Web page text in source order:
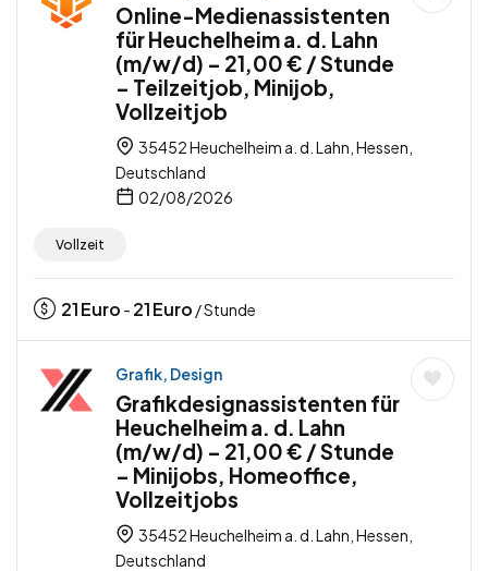
Online-Medienassistenten
für Heuchelheim a. d. Lahn
(m/w/d) – 21,00 € / Stunde
– Teilzeitjob, Minijob,
Vollzeitjob
35452 Heuchelheim a. d. Lahn, Hessen,
Deutschland
02/08/2026
Vollzeit
21Euro - 21Euro / Stunde
Grafik, Design
Grafikdesignassistenten für
Heuchelheim a. d. Lahn
(m/w/d) – 21,00 € / Stunde
– Minijobs, Homeoffice,
Vollzeitjobs
35452 Heuchelheim a. d. Lahn, Hessen,
Deutschland